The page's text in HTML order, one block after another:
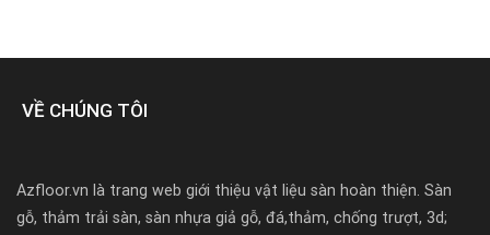
VỀ CHÚNG TÔI
Azfloor.vn là trang web giới thiệu vật liệu sàn hoàn thiện. Sàn
gỗ, thảm trải sàn, sàn nhựa giả gỗ, đá,thảm, chống trượt, 3d;